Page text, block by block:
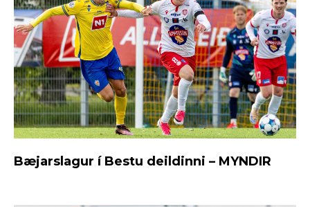
Bæjarslagur í Bestu deildinni – MYNDIR